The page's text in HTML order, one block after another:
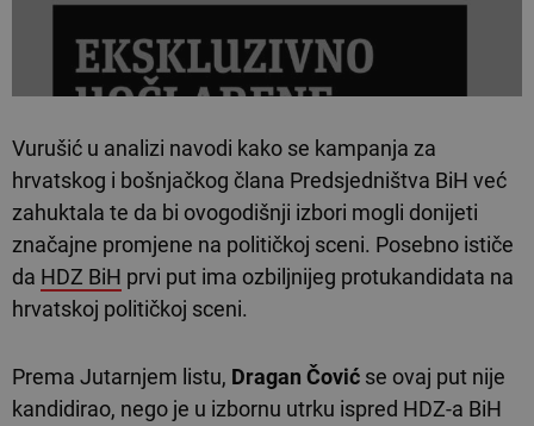
Vurušić u analizi navodi kako se kampanja za
hrvatskog i bošnjačkog člana Predsjedništva BiH već
zahuktala te da bi ovogodišnji izbori mogli donijeti
značajne promjene na političkoj sceni. Posebno ističe
da HDZ BiH prvi put ima ozbiljnijeg protukandidata na
hrvatskoj političkoj sceni.
Prema Jutarnjem listu, Dragan Čović se ovaj put nije
kandidirao, nego je u izbornu utrku ispred HDZ-a BiH